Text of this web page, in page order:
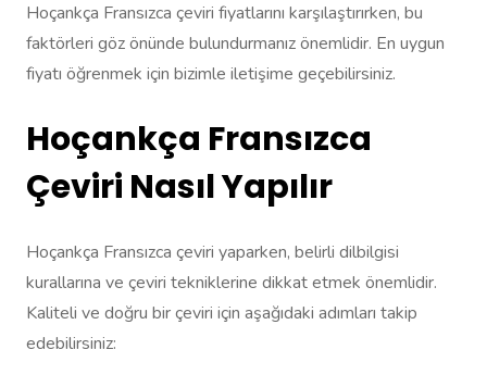
Hoçankça Fransızca çeviri fiyatlarını karşılaştırırken, bu
faktörleri göz önünde bulundurmanız önemlidir. En uygun
fiyatı öğrenmek için bizimle iletişime geçebilirsiniz.
Hoçankça Fransızca
Çeviri Nasıl Yapılır
Hoçankça Fransızca çeviri yaparken, belirli dilbilgisi
kurallarına ve çeviri tekniklerine dikkat etmek önemlidir.
Kaliteli ve doğru bir çeviri için aşağıdaki adımları takip
edebilirsiniz: